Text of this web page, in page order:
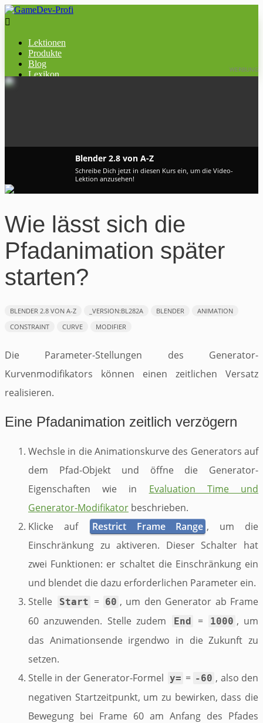

Lektionen
Produkte
Blog
Lexikon
WERBUNG
Blender 2.8 von A-Z
Schreibe Dich jetzt in diesen Kurs ein, um die Video-
Lektion anzusehen!
Wie lässt sich die
Pfadanimation später
starten?
BLENDER 2.8 VON A-Z _VERSION:BL282A BLENDER
ANIMATION
CONSTRAINT
CURVE MODIFIER
Die Parameter-Stellungen des Generator-
Kurvenmodifikators können einen zeitlichen Versatz
realisieren.
Eine Pfadanimation zeitlich verzögern
Wechsle in die Animationskurve des Generators auf
dem Pfad-Objekt und öffne die Generator-
Eigenschaften wie in Evaluation Time und
Generator-Modifikator beschrieben.
Klicke auf
Restrict Frame Range , um die
Einschränkung zu aktiveren. Dieser Schalter hat
zwei Funktionen: er schaltet die Einschränkung ein
und blendet die dazu erforderlichen Parameter ein.
Stelle
Start = 60 , um den Generator ab Frame
60 anzuwenden. Stelle zudem
End = 1000 , um
das Animationsende irgendwo in die Zukunft zu
setzen.
Stelle in der Generator-Formel y= = -60 , also den
negativen Startzeitpunkt, um zu bewirken, dass die
Bewegung bei Frame 60 am Anfang des Pfades